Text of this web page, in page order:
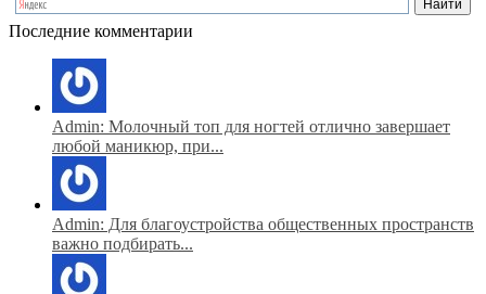
Последние комментарии
Admin: Молочный топ для ногтей отлично завершает
любой маникюр, при...
Admin: Для благоустройства общественных пространств
важно подбирать...